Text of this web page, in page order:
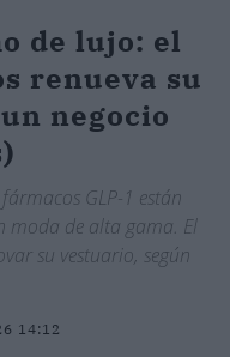
de lujo: el
renueva su
negocio
GLP-1 están
moda de alta gama. El
su vestuario, según
14:12